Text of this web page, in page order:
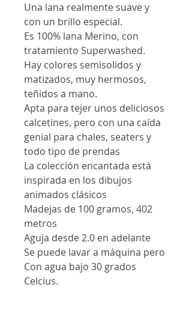
Una lana realmente suave y
con un brillo especial.
Es 100% lana Merino, con
tratamiento Superwashed.
Hay colores semisolidos y
matizados, muy hermosos,
teñidos a mano.
Apta para tejer unos deliciosos
calcetines, pero con una caída
genial para chales, seaters y
todo tipo de prendas
La colección encantada está
inspirada en los dibujos
animados clásicos
Madejas de 100 gramos, 402
metros
Aguja desde 2.0 en adelante
Se puede lavar a máquina pero
Con agua bajo 30 grados
Celcius.